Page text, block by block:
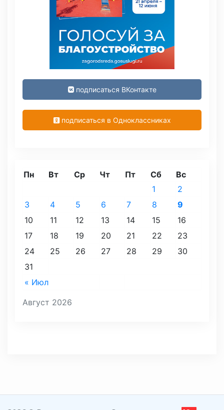
подписаться ВКонтакте
подписаться в Одноклассниках
Август 2026
Пн Вт Ср Чт Пт Сб Вс
« Июл
1
2
3
4 5 6 7 8
9
10
11 12 13 14 15
16
17
18 19 20 21 22
23
24
25 26 27 28 29
30
31